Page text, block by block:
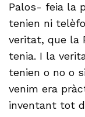
Palos- feia la
tenien ni
veritat, que la
tenia. I la
tenien o no o
venim era
inventant tot